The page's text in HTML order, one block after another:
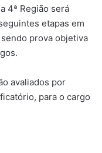
4ª Região será
etapas em
prova objetiva
avaliados por
para o cargo